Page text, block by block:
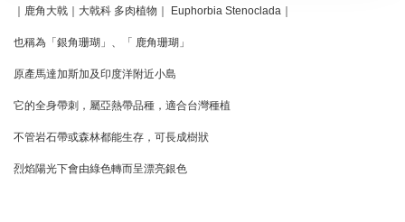
｜鹿角大戟｜大戟科 多肉植物｜ Euphorbia Stenoclada｜
也稱為「銀角珊瑚」、「 鹿角珊瑚」
原產馬達加斯加及印度洋附近小島
它的全身帶刺，屬亞熱帶品種，適合台灣種植
不管岩石帶或森林都能生存，可長成樹狀
烈焰陽光下會由綠色轉而呈漂亮銀色